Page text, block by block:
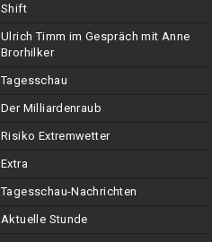
Shift
Ulrich Timm im Gespräch mit Anne
Brorhilker
Tagesschau
Der Milliardenraub
Risiko Extremwetter
Extra
Tagesschau-Nachrichten
Aktuelle Stunde